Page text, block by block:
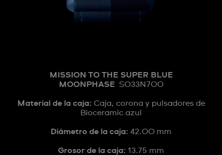
MISSION TO THE SUPER BLUE
MOONPHASE SO33N700
Material de la caja: Caja, corona y pulsadores de
Bioceramic azul
Diámetro de la caja: 42.00 mm
Grosor de la caja: 13.75 mm